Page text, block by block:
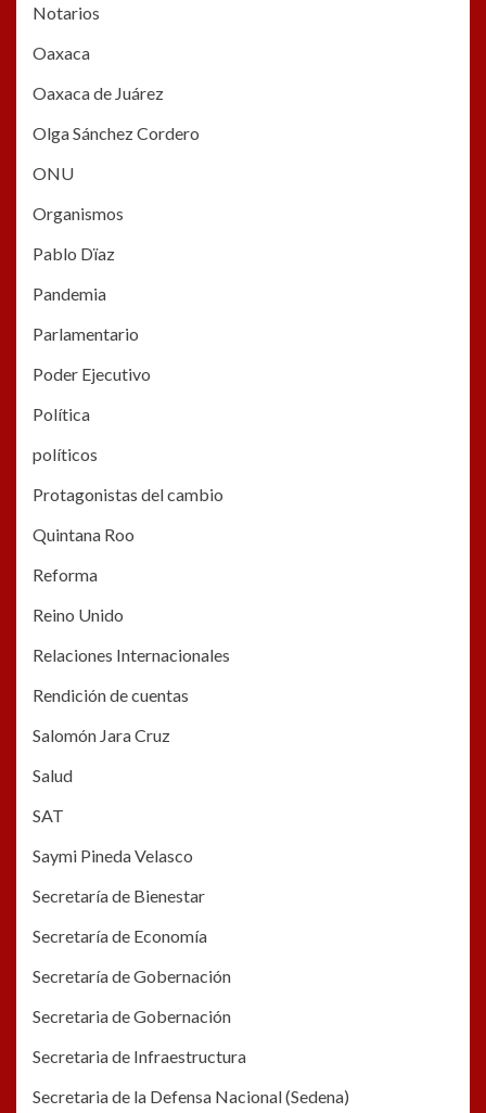
Notarios
Oaxaca
Oaxaca de Juárez
Olga Sánchez Cordero
ONU
Organismos
Pablo Dïaz
Pandemia
Parlamentario
Poder Ejecutivo
Política
políticos
Protagonistas del cambio
Quintana Roo
Reforma
Reino Unido
Relaciones Internacionales
Rendición de cuentas
Salomón Jara Cruz
Salud
SAT
Saymi Pineda Velasco
Secretaría de Bienestar
Secretaría de Economía
Secretaría de Gobernación
Secretaria de Gobernación
Secretaria de Infraestructura
Secretaria de la Defensa Nacional (Sedena)